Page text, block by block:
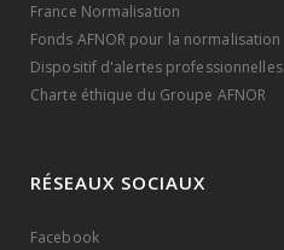
France Normalisation
Fonds AFNOR pour la normalisation
Dispositif d'alertes professionnelles
Charte éthique du Groupe AFNOR
RÉSEAUX SOCIAUX
Facebook